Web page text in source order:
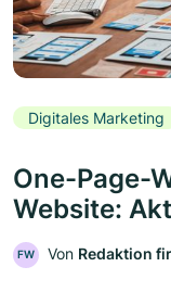
Digitales Marketing
One-Page-
Website:
FW Von Redaktion